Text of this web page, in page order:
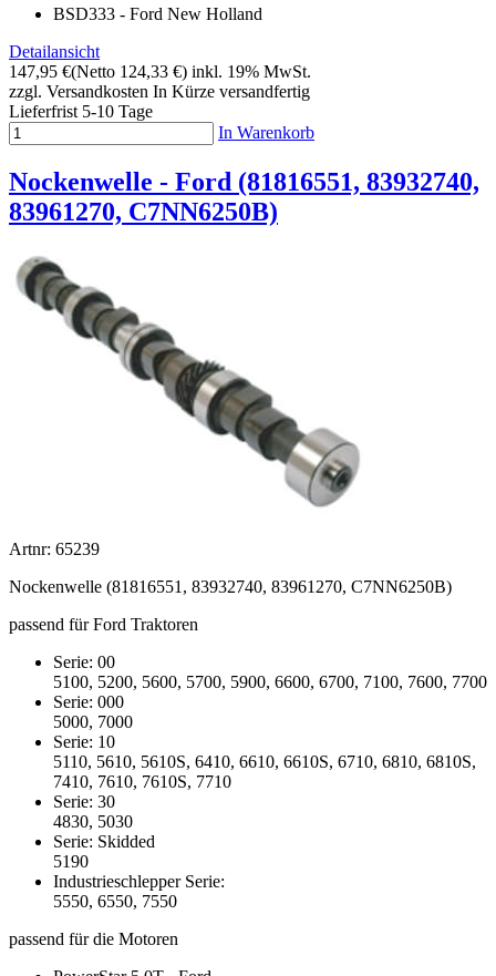
BSD333 - Ford New Holland
Detailansicht
147,95 €(Netto 124,33 €) inkl. 19% MwSt.
zzgl. Versandkosten In Kürze versandfertig
Lieferfrist 5-10 Tage
In Warenkorb
Nockenwelle - Ford (81816551, 83932740,
83961270, C7NN6250B)
Artnr: 65239
Nockenwelle (81816551, 83932740, 83961270, C7NN6250B)
passend für Ford Traktoren
Serie: 00
5100, 5200, 5600, 5700, 5900, 6600, 6700, 7100, 7600, 7700
Serie: 000
5000, 7000
Serie: 10
5110, 5610, 5610S, 6410, 6610, 6610S, 6710, 6810, 6810S,
7410, 7610, 7610S, 7710
Serie: 30
4830, 5030
Serie: Skidded
5190
Industrieschlepper Serie:
5550, 6550, 7550
passend für die Motoren